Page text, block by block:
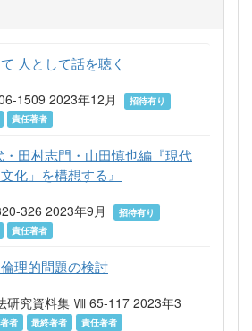
人として話を聴く
1509 2023年12月
招待有り
責任著者
田村志門・山田慎也編『現代
化」を構想する』
326 2023年9月
招待有り
責任著者
理的問題の検討
研究資料集 Ⅷ 65-117 2023年3
者 最終著者 責任著者